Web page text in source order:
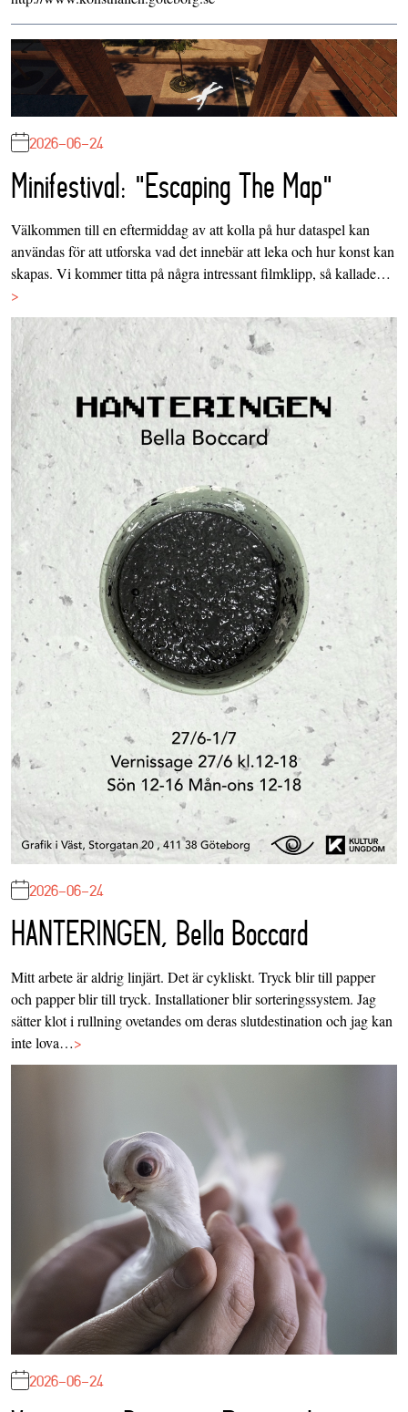
2026-06-24
Minifestival: "Escaping The Map"
Välkommen till en eftermiddag av att kolla på hur dataspel kan
användas för att utforska vad det innebär att leka och hur konst kan
skapas. Vi kommer titta på några intressant filmklipp, så kallade…
>
2026-06-24
HANTERINGEN, Bella Boccard
Mitt arbete är aldrig linjärt. Det är cykliskt. Tryck blir till papper
och papper blir till tryck. Installationer blir sorteringssystem. Jag
sätter klot i rullning ovetandes om deras slutdestination och jag kan
inte lova…>
2026-06-24